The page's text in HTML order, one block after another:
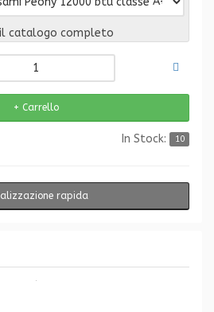
catalogo completo
In Stock: 10
rapida